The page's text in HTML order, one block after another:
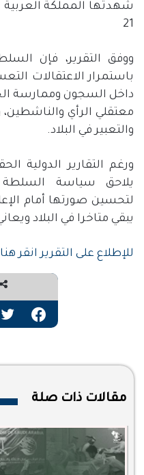
21
ووفق التقرير، فإن
باستمرار الاعتقالات
داخل السجون وممارسة
معتقلي الرأي
والتعبير في البلاد.
ورغم التقارير الدولية
يلاحق سياسة السلطة
لتحسين صورتها أمام
يبقي متاخرا في البلاد
للإطلاع على التقرير انقر هنا
فيسبوك
مقالات ذات صلة